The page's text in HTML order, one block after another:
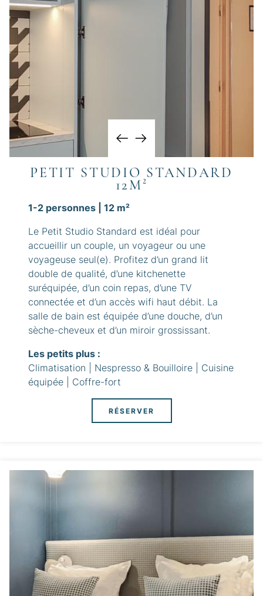
PETIT STUDIO STANDARD
12M²
1-2 personnes | 12 m²
Le Petit Studio Standard est idéal pour
accueillir un couple, un voyageur ou une
voyageuse seul(e). Profitez d’un grand lit
double de qualité, d’une kitchenette
suréquipée, d’un coin repas, d’une TV
connectée et d’un accès wifi haut débit. La
salle de bain est équipée d’une douche, d’un
sèche-cheveux et d’un miroir grossissant.
Les petits plus :
Climatisation | Nespresso & Bouilloire | Cuisine
équipée | Coffre-fort
RÉSERVER